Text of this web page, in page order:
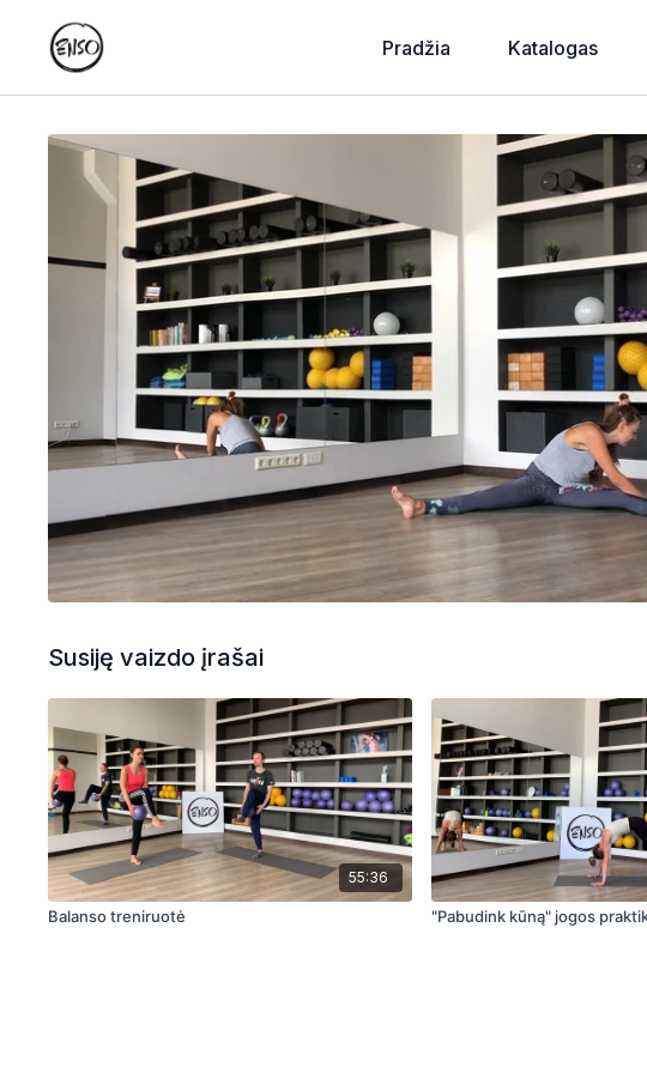
Pradžia Katalogas
Susiję vaizdo įrašai
55:36
Balanso treniruotė "Pabudink kūną" jogos